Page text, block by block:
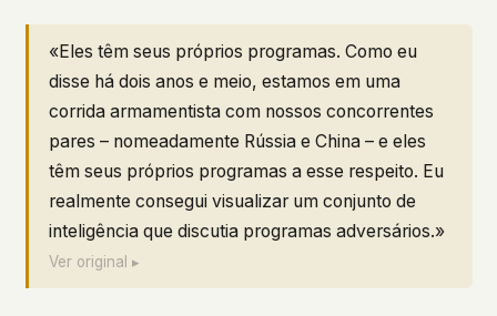
«Eles têm seus próprios programas. Como eu
disse há dois anos e meio, estamos em uma
corrida armamentista com nossos concorrentes
pares – nomeadamente Rússia e China – e eles
têm seus próprios programas a esse respeito. Eu
realmente consegui visualizar um conjunto de
inteligência que discutia programas adversários.»
Ver original ▸